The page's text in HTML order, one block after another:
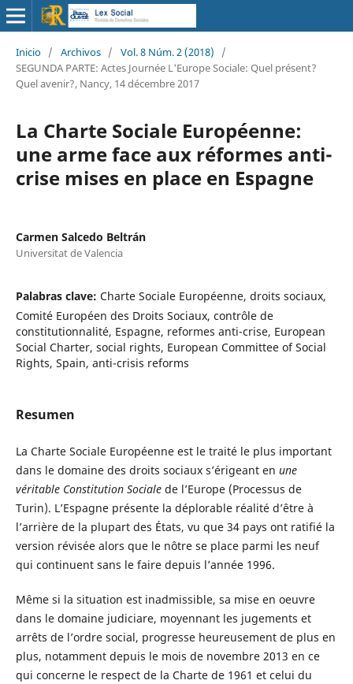
Inicio / Archivos / Vol. 8 Núm. 2 (2018)
/
SEGUNDA PARTE: Actes Journée L'Europe Sociale: Quel présent?
Quel avenir?, Nancy, 14 décembre 2017
La Charte Sociale Européenne:
une arme face aux réformes anti-
crise mises en place en Espagne
Carmen Salcedo Beltrán
Universitat de Valencia
Palabras clave: Charte Sociale Européenne, droits sociaux,
Comité Européen des Droits Sociaux, contrôle de
constitutionnalité, Espagne, reformes anti-crise, European
Social Charter, social rights, European Committee of Social
Rights, Spain, anti-crisis reforms
Resumen
La Charte Sociale Européenne est le traité le plus important
dans le domaine des droits sociaux s’érigeant en une
véritable Constitution Socialede l’Europe (Processus de
Turin). L’Espagne présente la déplorable réalité d’être à
l’arrière de la plupart des États, vu que 34 pays ont ratifié la
version révisée alors que le nôtre se place parmi les neuf
qui continuent sans le faire depuis l’année 1996.
Même si la situation est inadmissible, sa mise en oeuvre
dans le domaine judiciare, moyennant les jugements et
arrêts de l’ordre social, progresse heureusement de plus en
plus, notamment depuis le mois de novembre 2013 en ce
qui concerne le respect de la Charte de 1961 et celui du